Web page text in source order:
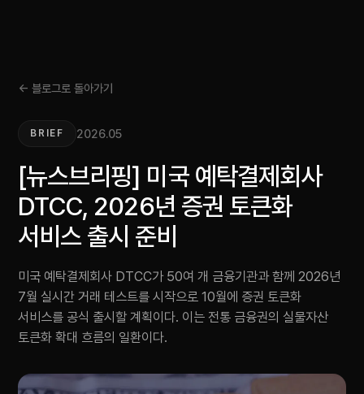
← 블로그로 돌아가기
BRIEF 2026.05
[뉴스브리핑] 미국 예탁결제회사
DTCC, 2026년 증권 토큰화
서비스 출시 준비
미국 예탁결제회사 DTCC가 50여 개 금융기관과 함께 2026년
7월 실시간 거래 테스트를 시작으로 10월에 증권 토큰화
서비스를 공식 출시할 계획이다. 이는 전통 금융권의 실물자산
토큰화 확대 흐름의 일환이다.